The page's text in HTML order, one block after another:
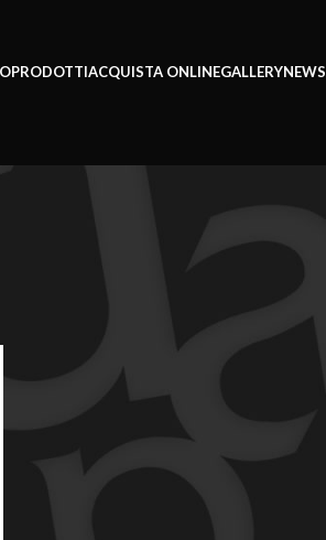
PRODOTTIACQUISTA ONLINEGALLERYNEWS